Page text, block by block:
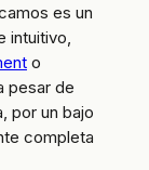
es un
intuitivo,
o
pesar de
por un bajo
completa